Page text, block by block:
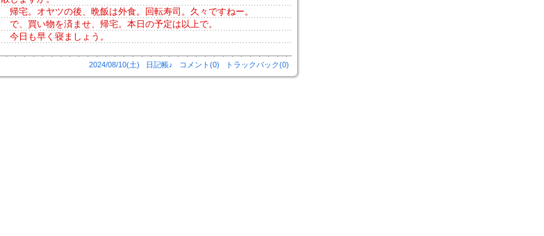
帰宅。オヤツの後、晩飯は外食。回転寿司。久々ですねー。
で、買い物を済ませ、帰宅。本日の予定は以上で。
今日も早く寝ましょう。
2024/08/10(土) 日記帳♪ コメント(0) トラックバック(0)